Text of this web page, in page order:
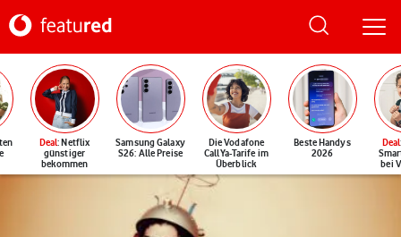
Deal: Netflix
günstiger
bekommen
Samsung Galaxy
S26: Alle Preise
Die Vodafone
CallYa-Tarife im
Überblick
Beste Handys
2026
Deal
bei